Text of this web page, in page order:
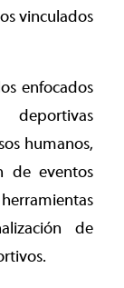
vinculados
enfocados
humanos,
de eventos
de